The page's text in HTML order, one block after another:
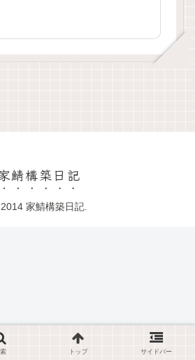
鯖構築日記
家鯖構築日記.
トップ サイドバー